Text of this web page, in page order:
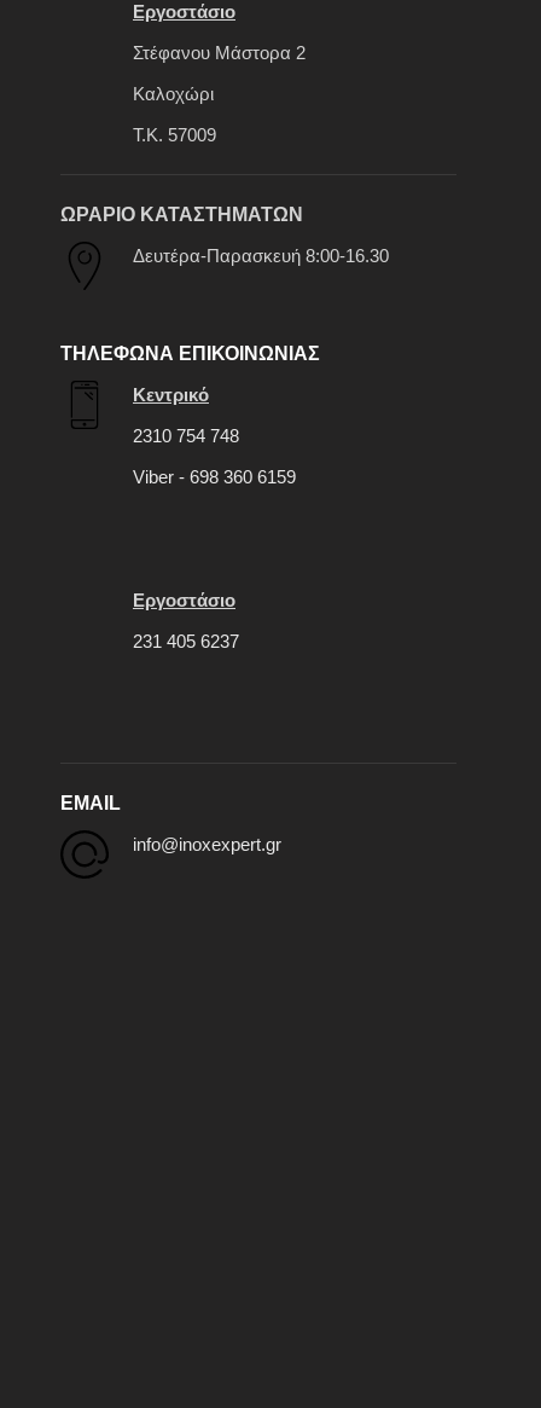
Εργοστάσιο
Στέφανου Μάστορα 2
Καλοχώρι
Τ.Κ. 57009
ΩΡΑΡΙΟ ΚΑΤΑΣΤΗΜΑΤΩΝ
Δευτέρα-Παρασκευή 8:00-16.30
ΤΗΛΕΦΩΝΑ ΕΠΙΚΟΙΝΩΝΙΑΣ
Κεντρικό
2310 754 748
Viber - 698 360 6159
Εργοστάσιο
231 405 6237
EMAIL
info@inoxexpert.gr